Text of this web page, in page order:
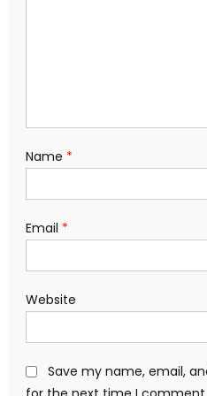
Name *
Email *
Website
Save my name, email,